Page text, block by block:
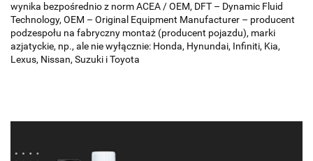
wynika bezpośrednio z norm ACEA / OEM, DFT – Dynamic Fluid
Technology, OEM – Original Equipment Manufacturer – producent
podzespołu na fabryczny montaż (producent pojazdu), marki
azjatyckie, np., ale nie wyłącznie: Honda, Hynundai, Infiniti, Kia,
Lexus, Nissan, Suzuki i Toyota